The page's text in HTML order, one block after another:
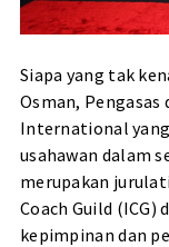
Siapa yang tak
Osman, Pengasas
International
usahawan dalam
merupakan
Coach Guild (ICG)
kepimpinan dan